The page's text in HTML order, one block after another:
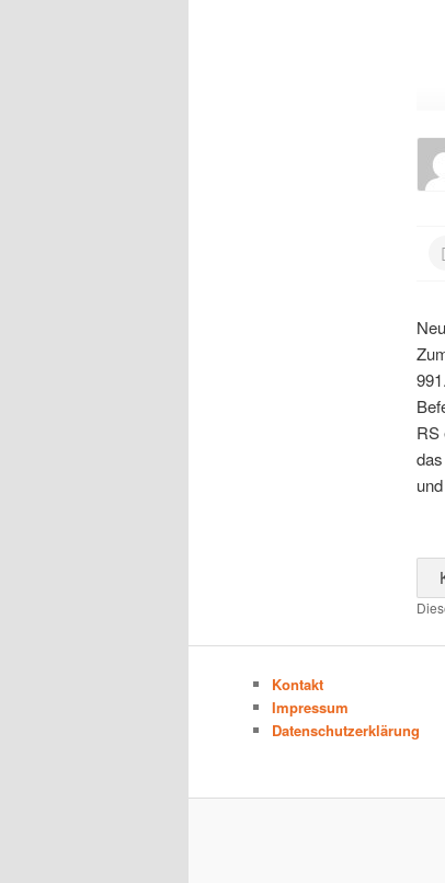
RS
Kontakt
Impressum
Datenschutzerklärung